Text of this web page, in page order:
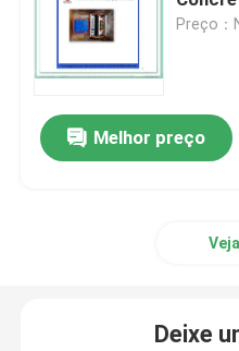
Peças sobressalentes
mangueira de borracha
Preço：
Melhor preço
Deixe